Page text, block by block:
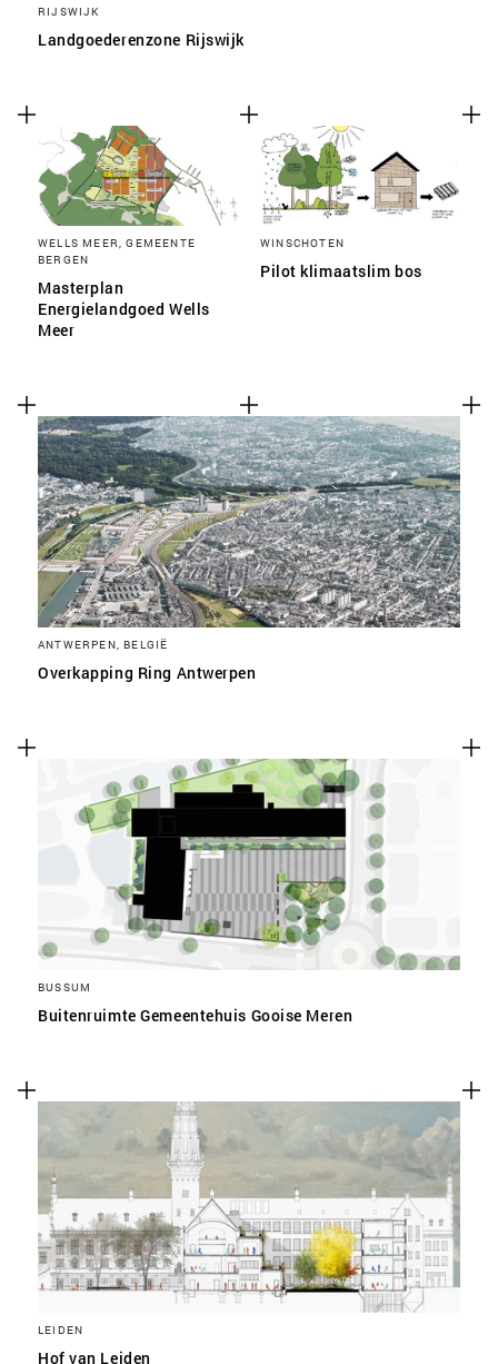
RIJSWIJK
Landgoederenzone Rijswijk
WELLS MEER, GEMEENTE
BERGEN
Masterplan
Energielandgoed Wells
Meer
WINSCHOTEN
Pilot klimaatslim bos
ANTWERPEN, BELGIË
Overkapping Ring Antwerpen
BUSSUM
Buitenruimte Gemeentehuis Gooise Meren
LEIDEN
Hof van Leiden